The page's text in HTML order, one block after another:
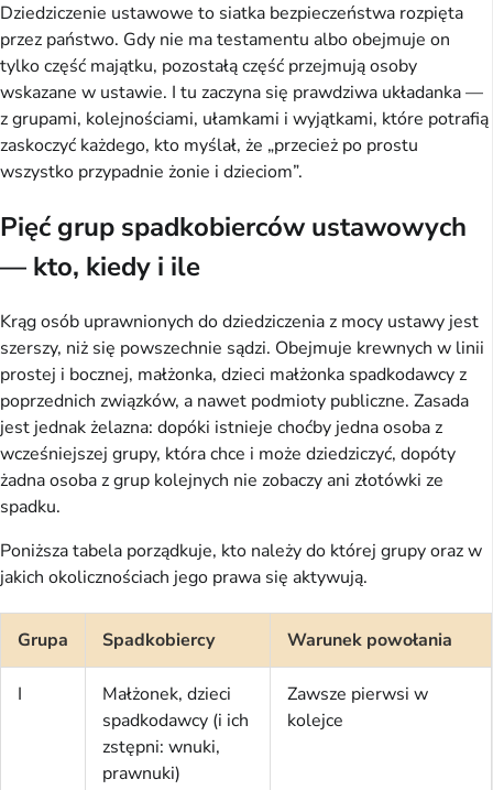
Dziedziczenie ustawowe to siatka bezpieczeństwa rozpięta
przez państwo. Gdy nie ma testamentu albo obejmuje on
tylko część majątku, pozostałą część przejmują osoby
wskazane w ustawie. I tu zaczyna się prawdziwa układanka —
z grupami, kolejnościami, ułamkami i wyjątkami, które potrafią
zaskoczyć każdego, kto myślał, że „przecież po prostu
wszystko przypadnie żonie i dzieciom”.
Pięć grup spadkobierców ustawowych
— kto, kiedy i ile
Krąg osób uprawnionych do dziedziczenia z mocy ustawy jest
szerszy, niż się powszechnie sądzi. Obejmuje krewnych w linii
prostej i bocznej, małżonka, dzieci małżonka spadkodawcy z
poprzednich związków, a nawet podmioty publiczne. Zasada
jest jednak żelazna: dopóki istnieje choćby jedna osoba z
wcześniejszej grupy, która chce i może dziedziczyć, dopóty
żadna osoba z grup kolejnych nie zobaczy ani złotówki ze
spadku.
Poniższa tabela porządkuje, kto należy do której grupy oraz w
jakich okolicznościach jego prawa się aktywują.
Grupa Spadkobiercy Warunek powołania
I
Małżonek, dzieci
spadkodawcy (i ich
zstępni: wnuki,
prawnuki)
Zawsze pierwsi w
kolejce